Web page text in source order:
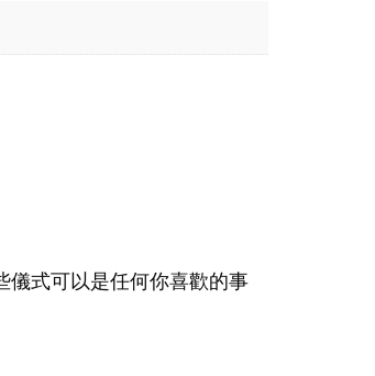
儀式可以是任何你喜歡的事